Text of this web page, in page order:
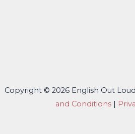
Copyright © 2026 English Out
and Conditions |